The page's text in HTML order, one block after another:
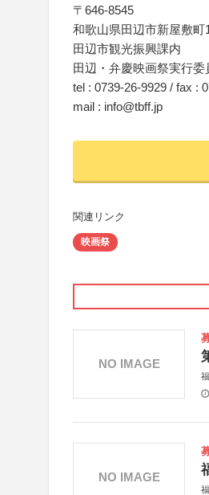
〒646-8545
和歌山県田辺市新屋敷町
田辺市観光振興課内
田辺・弁慶映画祭実行
tel : 0739-26-9929 / fax :
mail : info@tbff.jp
関連リンク
映画祭
NO IMAGE
NO IMAGE